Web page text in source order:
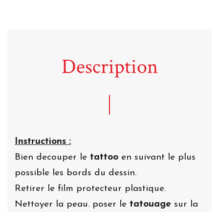
Description
Instructions :
Bien decouper le tattoo en suivant le plus
possible les bords du dessin.
Retirer le film protecteur plastique.
Nettoyer la peau. poser le tatouage sur la